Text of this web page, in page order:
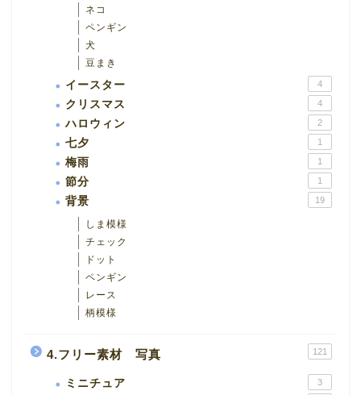
ネコ
ペンギン
犬
豆まき
イースター 4
クリスマス 4
ハロウィン 2
七夕 1
梅雨 1
節分 1
背景 19
しま模様
チェック
ドット
ペンギン
レース
柄模様
4.フリー素材 写真 121
ミニチュア 3